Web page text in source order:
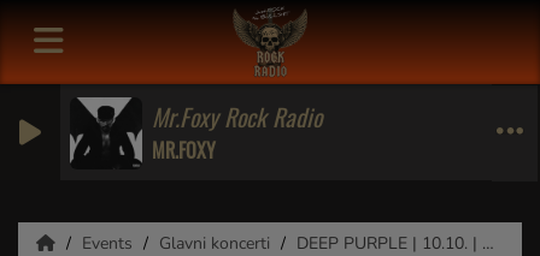
Mr.Foxy Rock Radio
MR.FOXY
Events Glavni koncerti DEEP PURPLE | 10.10. | Beogradska Arena